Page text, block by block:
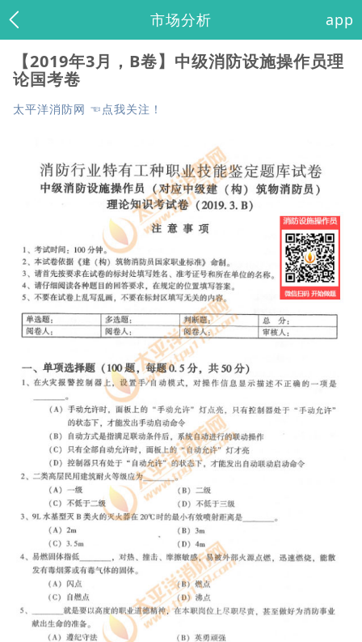
市场分析 app
【2019年3月，B卷】中级消防设施操作员理
论国考卷
太平洋消防网 ☜点我关注！